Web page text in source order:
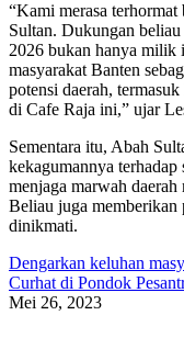
“Kami merasa
Sultan. Dukungan
2026 bukan hanya milik
masyarakat Banten
potensi daerah,
di Cafe Raja ini,” ujar
Sementara itu, Abah
kekagumannya
menjaga marwah
Beliau juga
dinikmati.
Dengarkan keluhan
Curhat di Pondok
Mei 26, 2023